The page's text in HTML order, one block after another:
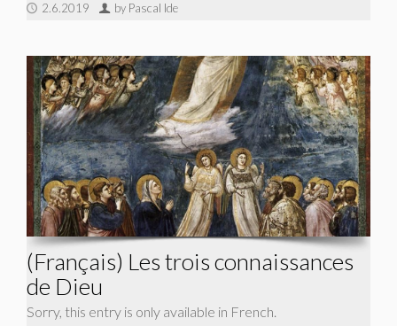
2.6.2019 by Pascal Ide
(Français) Les trois connaissances
de Dieu
Sorry, this entry is only available in French.